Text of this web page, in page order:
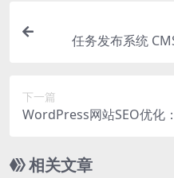
任务发布系统
下一篇
WordPress网站SEO优化
相关文章